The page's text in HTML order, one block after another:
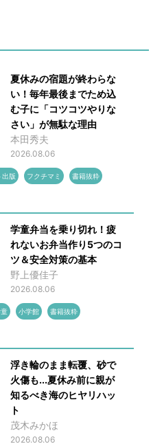
夏休みの宿題が終わらな
い！毎年最後までため込
む子に「コツコツやりな
さい」が無駄な理由
本田秀夫
2026.08.06
出版 フクチマミ 書籍抜粋
学童弁当を乗り切れ！疲
れないお弁当作り5つのコ
ツ＆安全対策の基本
野上優佳子
2026.08.06
小学館 書籍抜粋
浮き輪のまま転覆、砂で
火傷も...夏休み前に親が
知るべき海のヒヤリハッ
ト
茂木みかほ
2026.08.06